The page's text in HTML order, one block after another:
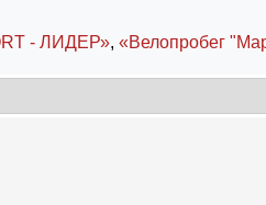
- ЛИДЕР», «Велопробег